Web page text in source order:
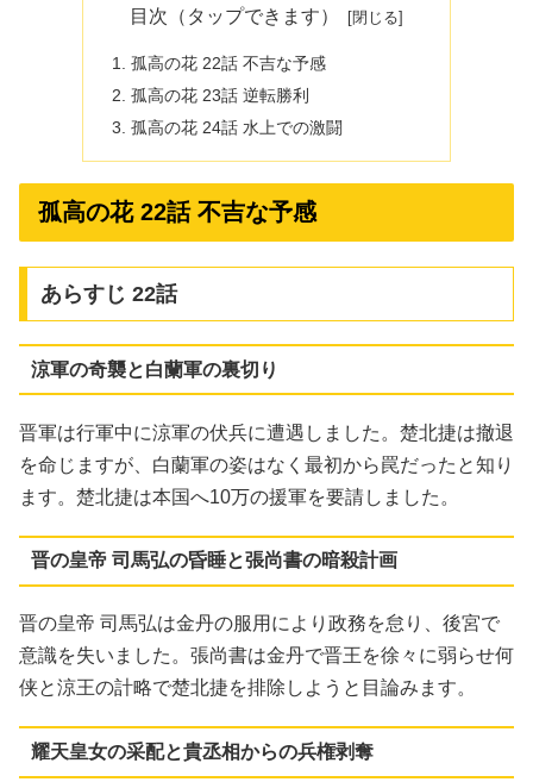
目次（タップできます）
孤高の花 22話 不吉な予感
孤高の花 23話 逆転勝利
孤高の花 24話 水上での激闘
孤高の花 22話 不吉な予感
あらすじ 22話
涼軍の奇襲と白蘭軍の裏切り
晋軍は行軍中に涼軍の伏兵に遭遇しました。楚北捷は撤退
を命じますが、白蘭軍の姿はなく最初から罠だったと知り
ます。楚北捷は本国へ10万の援軍を要請しました。
晋の皇帝 司馬弘の昏睡と張尚書の暗殺計画
晋の皇帝 司馬弘は金丹の服用により政務を怠り、後宮で
意識を失いました。張尚書は金丹で晋王を徐々に弱らせ何
侠と涼王の計略で楚北捷を排除しようと目論みます。
耀天皇女の采配と貴丞相からの兵権剥奪